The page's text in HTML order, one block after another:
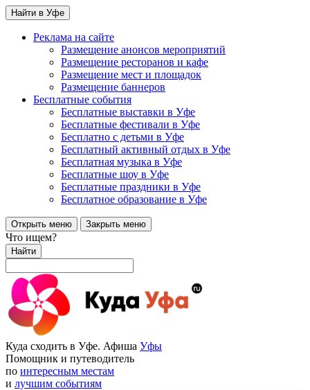
Найти в Уфе
Реклама на сайте
Размещение анонсов мероприятий
Размещение ресторанов и кафе
Размещение мест и площадок
Размещение баннеров
Бесплатные события
Бесплатные выставки в Уфе
Бесплатные фестивали в Уфе
Бесплатно с детьми в Уфе
Бесплатный активный отдых в Уфе
Бесплатная музыка в Уфе
Бесплатные шоу в Уфе
Бесплатные праздники в Уфе
Бесплатное образование в Уфе
Открыть меню Закрыть меню
Что ищем?
Найти
Куда сходить в Уфе. Афиша Уфы
Помощник и путеводитель
по интересным местам
и лучшим событиям